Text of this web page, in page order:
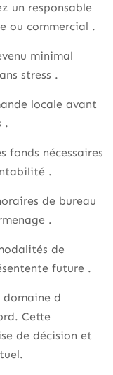
un responsable
ou commercial .
minimal
stress .
locale avant
.
fonds nécessaires
.
de bureau
.
de
future .
domaine d
Cette
de décision et